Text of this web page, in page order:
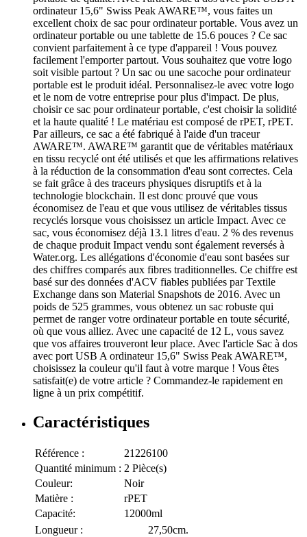
ordinateur 15,6" Swiss Peak AWARE™, vous faites un
excellent choix de sac pour ordinateur portable. Vous avez un
ordinateur portable ou une tablette de 15.6 pouces ? Ce sac
convient parfaitement à ce type d'appareil ! Vous pouvez
facilement l'emporter partout. Vous souhaitez que votre logo
soit visible partout ? Un sac ou une sacoche pour ordinateur
portable est le produit idéal. Personnalisez-le avec votre logo
et le nom de votre entreprise pour plus d'impact. De plus,
choisir ce sac pour ordinateur portable, c'est choisir la solidité
et la haute qualité ! Le matériau est composé de rPET, rPET.
Par ailleurs, ce sac a été fabriqué à l'aide d'un traceur
AWARE™. AWARE™ garantit que de véritables matériaux
en tissu recyclé ont été utilisés et que les affirmations relatives
à la réduction de la consommation d'eau sont correctes. Cela
se fait grâce à des traceurs physiques disruptifs et à la
technologie blockchain. Il est donc prouvé que vous
économisez de l'eau et que vous utilisez de véritables tissus
recyclés lorsque vous choisissez un article Impact. Avec ce
sac, vous économisez déjà 13.1 litres d'eau. 2 % des revenus
de chaque produit Impact vendu sont également reversés à
Water.org. Les allégations d'économie d'eau sont basées sur
des chiffres comparés aux fibres traditionnelles. Ce chiffre est
basé sur des données d'ACV fiables publiées par Textile
Exchange dans son Material Snapshots de 2016. Avec un
poids de 525 grammes, vous obtenez un sac robuste qui
permet de ranger votre ordinateur portable en toute sécurité,
où que vous alliez. Avec une capacité de 12 L, vous savez
que vos affaires trouveront leur place. Avec l'article Sac à dos
avec port USB A ordinateur 15,6" Swiss Peak AWARE™,
choisissez la couleur qu'il faut à votre marque ! Vous êtes
satisfait(e) de votre article ? Commandez-le rapidement en
ligne à un prix compétitif.
Caractéristiques
Référence :
21226100
Quantité minimum : 2 Pièce(s)
Couleur:
Noir
Matière :
rPET
Capacité:
12000ml
Longueur :
27,50cm.